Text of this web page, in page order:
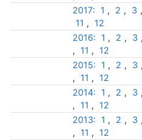
2017:
1 , 2 , 3 ,
11 ,
12
2016:
1 , 2 , 3 ,
,
11 ,
12
2015:
1 , 2 , 3 ,
,
11 ,
12
2014:
1 , 2 , 3 ,
,
11 ,
12
2013:
1 , 2 , 3 ,
,
11 ,
12